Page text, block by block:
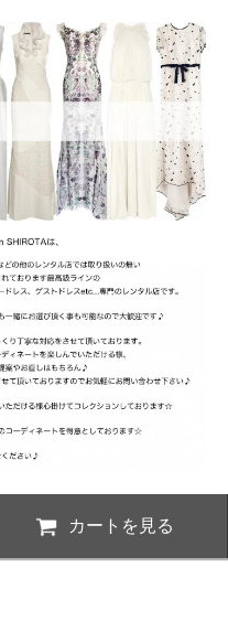
カートを見る